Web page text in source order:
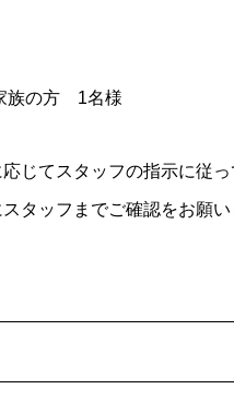
族の方 1名様
じてスタッフの指示に従っ
タッフまでご確認をお願い